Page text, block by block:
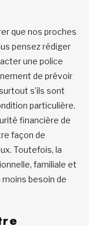
que nos proches
pensez rédiger
une police
de prévoir
s’ils sont
particulière.
financière de
façon de
Toutefois, la
familiale et
besoin de